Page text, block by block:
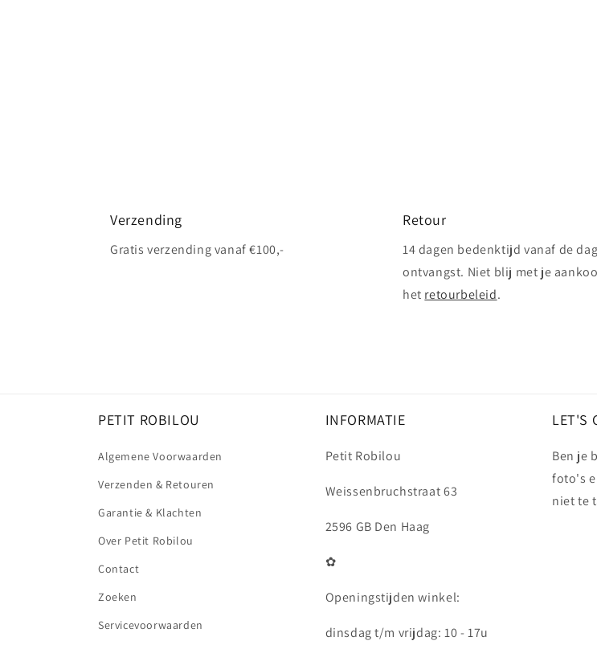
Verzending
Gratis verzending vanaf €100,-
Retour
14 dagen bedenktijd vanaf de
ontvangst. Niet blij met je
het retourbeleid.
PETIT ROBILOU
Algemene Voorwaarden
Verzenden & Retouren
Garantie & Klachten
Over Petit Robilou
Contact
Zoeken
Servicevoorwaarden
INFORMATIE
Petit Robilou
Weissenbruchstraat 63
2596 GB Den Haag
✿
Openingstijden winkel:
dinsdag t/m vrijdag: 10 - 17u
LET'S
Ben je
foto's
niet te